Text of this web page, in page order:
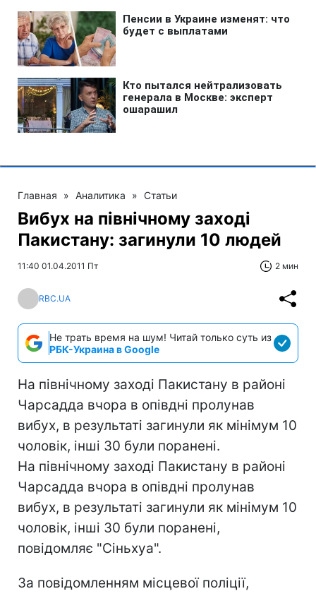
Главная » Аналитика » Статьи
Вибух на північному заході
Пакистану: загинули 10 людей
11:40 01.04.2011 Пт 2 мин
RBC.UA
Не трать время на шум! Читай только суть из
РБК-Украина в Google
На північному заході Пакистану в районі
Чарсадда вчора в опівдні пролунав
вибух, в результаті загинули як мінімум 10
чоловік, інші 30 були поранені.
На північному заході Пакистану в районі
Чарсадда вчора в опівдні пролунав
вибух, в результаті загинули як мінімум 10
чоловік, інші 30 були поранені,
повідомляє "Сіньхуа".
За повідомленням місцевої поліції,